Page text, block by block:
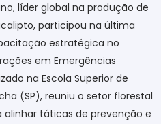
líder global na produção de
participou na última
estratégica no
em Emergências
na Escola Superior de
(SP), reuniu o setor florestal
alinhar táticas de prevenção e